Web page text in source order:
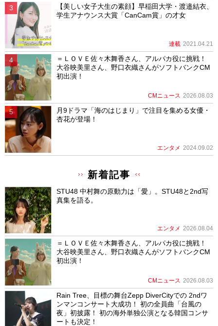
【美しい女子大生の素顔】早稲田大学・渡邉結衣、
学生アナウンス大賞「CanCam賞」の才女
連載 2021.04.21
＝ＬＯＶＥ佐々木舞香さん、アルパカ役に挑戦！
大谷映美里さん、野口衣織さんがソフトバンクCM
初出演！
CMニュース 2026.08.03
月9ドラマ「海のはじまり」で注目を集める女優・
杏花が登場！
エンタメ 2024.09.02
新着記事
STU48 中村舞の原動力は「愛」。STU48と2nd写
真集を語る。
エンタメ 2026.08.04
＝ＬＯＶＥ佐々木舞香さん、アルパカ役に挑戦！
大谷映美里さん、野口衣織さんがソフトバンクCM
初出演！
CMニュース 2026.08.03
Rain Tree、目標の舞台Zepp DiverCityでの 2ndワ
ンマンコンサート大成功！ 初の全員曲「台風の
夜」初披露！ 初の海外単独公演となる韓国コンサ
ートも決定！